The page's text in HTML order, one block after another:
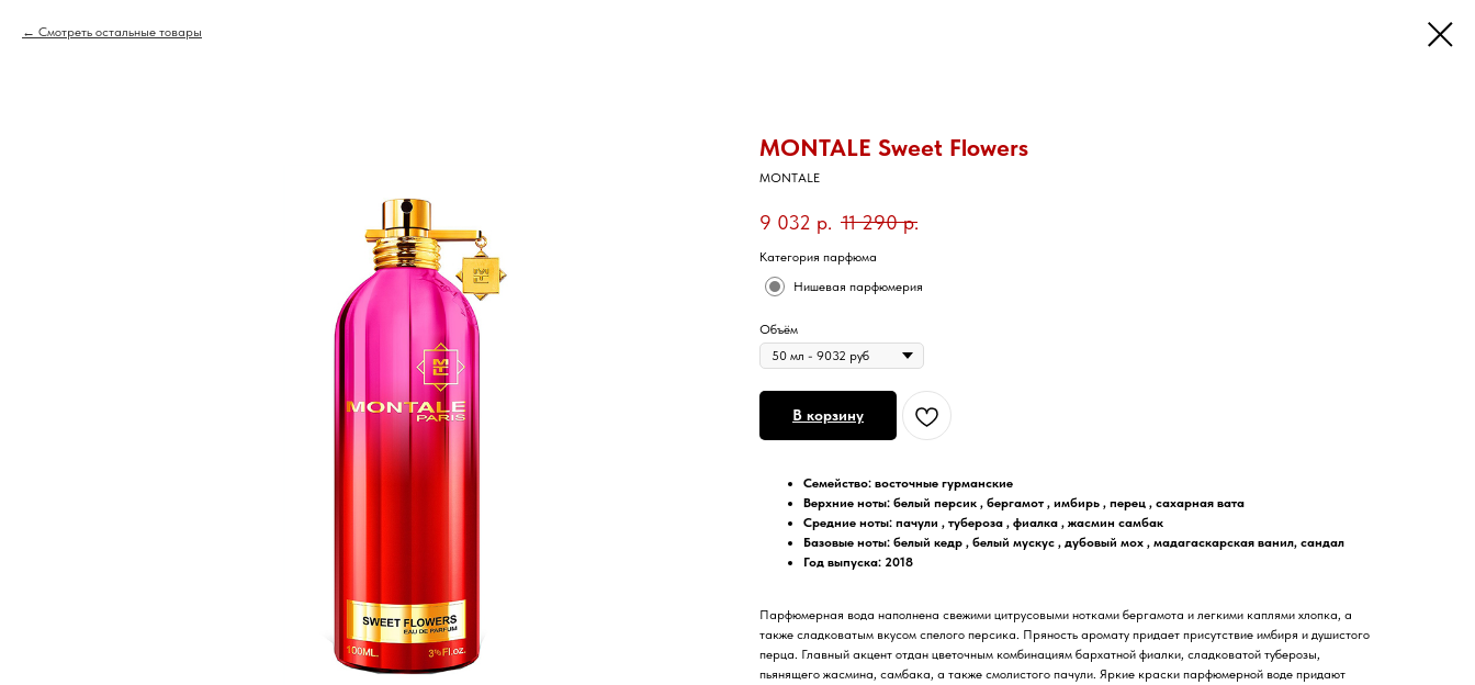
Смотреть остальные товары
MONTALE Sweet Flowers
MONTALE
9 032 р. 11 290 р.
Категория парфюма
Нишевая парфюмерия
Объём
В корзину
Семейство: восточные гурманские
Верхние ноты: белый персик , бергамот , имбирь , перец , сахарная вата
Средние ноты: пачули , тубероза , фиалка , жасмин самбак
Базовые ноты: белый кедр , белый мускус , дубовый мох , мадагаскарская ванил, сандал
Год выпуска: 2018
Парфюмерная вода наполнена свежими цитрусовыми нотками бергамота и легкими каплями хлопка, а
также сладковатым вкусом спелого персика. Пряность аромату придает присутствие имбиря и душистого
перца. Главный акцент отдан цветочным комбинациям бархатной фиалки, сладковатой туберозы,
пьянящего жасмина, самбака, а также смолистого пачули. Яркие краски парфюмерной воде придают